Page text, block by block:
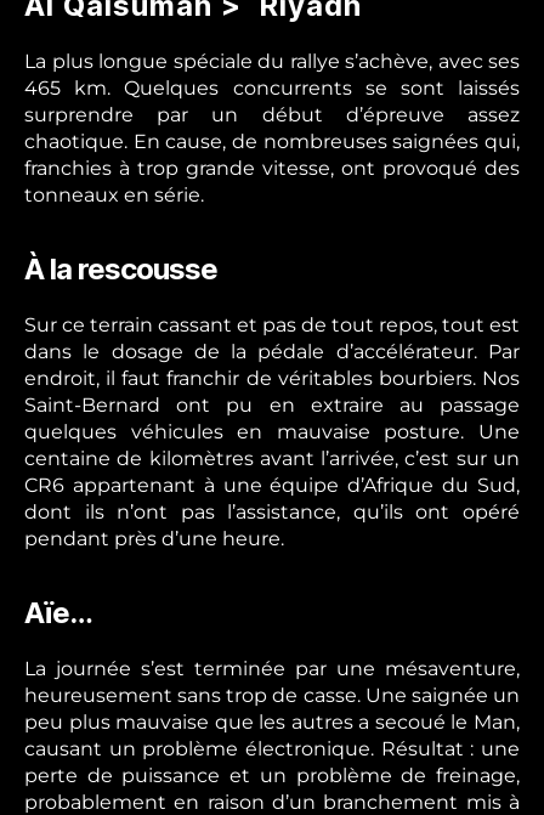
La plus longue spéciale du rallye s’achève, avec ses
465 km. Quelques concurrents se sont laissés
surprendre par un début d’épreuve assez
chaotique. En cause, de nombreuses saignées qui,
franchies à trop grande vitesse, ont provoqué des
tonneaux en série.
À la rescousse
Sur ce terrain cassant et pas de tout repos, tout est
dans le dosage de la pédale d’accélérateur. Par
endroit, il faut franchir de véritables bourbiers. Nos
Saint-Bernard ont pu en extraire au passage
quelques véhicules en mauvaise posture. Une
centaine de kilomètres avant l’arrivée, c’est sur un
CR6 appartenant à une équipe d’Afrique du Sud,
dont ils n’ont pas l’assistance, qu’ils ont opéré
pendant près d’une heure.
Aïe…
La journée s’est terminée par une mésaventure,
heureusement sans trop de casse. Une saignée un
peu plus mauvaise que les autres a secoué le Man,
causant un problème électronique. Résultat : une
perte de puissance et un problème de freinage,
probablement en raison d’un branchement mis à